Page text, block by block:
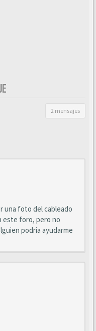
2 mensajes
una foto del cableado
este foro, pero no
podria ayudarme